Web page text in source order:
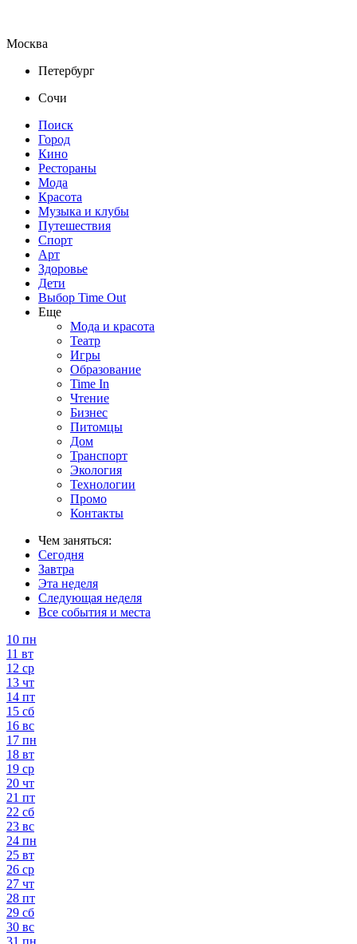
Москва
Петербург
Сочи
Поиск
Город
Кино
Рестораны
Мода
Красота
Музыка и клубы
Путешествия
Спорт
Арт
Здоровье
Дети
Выбор Time Out
Еще
Мода и красота
Театр
Игры
Образование
Time In
Чтение
Бизнес
Питомцы
Дом
Транспорт
Экология
Технологии
Промо
Контакты
Чем заняться:
Сегодня
Завтра
Эта неделя
Следующая неделя
Все события и места
10 пн
11 вт
12 ср
13 чт
14 пт
15 сб
16 вс
17 пн
18 вт
19 ср
20 чт
21 пт
22 сб
23 вс
24 пн
25 вт
26 ср
27 чт
28 пт
29 сб
30 вс
31 пн